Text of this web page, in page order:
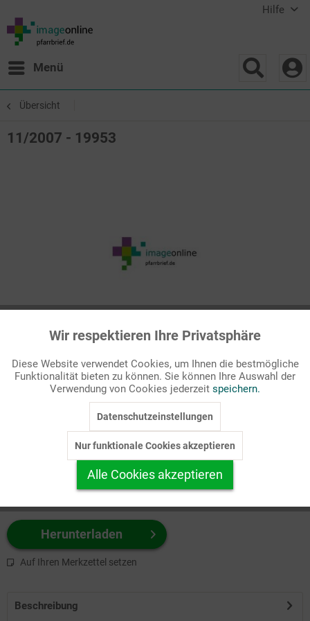
Hilfe
Menü
Übersicht
11/2007 - 19953
Passende Stichworte
Fastenzeit/Passion, Kirchenjahr
zuerst Ihr Produktformat aus.
z.B. Farbe-Grafik, Schwarz-Weiß-Grafik, mit/ohne Text ...
Herunterladen
Auf Ihren Merkzettel setzen
Beschreibung
Funktionale Aktiv
Marketing Inaktiv
Personalisierung Inaktiv
Service
Wir respektieren Ihre Privatsphäre
Diese Website verwendet Cookies, um Ihnen die bestmögliche
Funktionalität bieten zu können. Sie können Ihre Auswahl der
Verwendung von Cookies jederzeit speichern.
Datenschutzeinstellungen
Nur funktionale Cookies akzeptieren
Alle Cookies akzeptieren